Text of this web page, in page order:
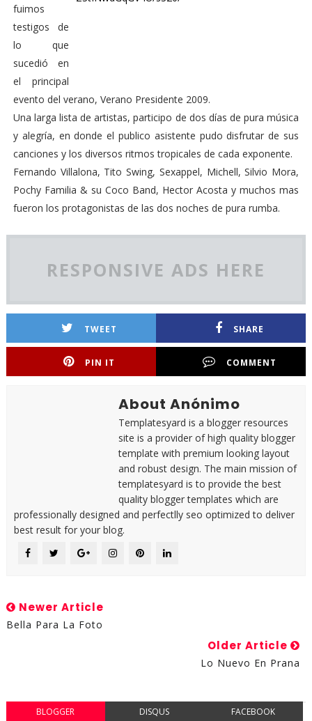
fuimos
testigos de
lo que
sucedió en
el principal
evento del verano, Verano Presidente 2009.
Una larga lista de artistas, participo de dos días de pura música
y alegría, en donde el publico asistente pudo disfrutar de sus
canciones y los diversos ritmos tropicales de cada exponente.
Fernando Villalona, Tito Swing, Sexappel, Michell, Silvio Mora,
Pochy Familia & su Coco Band, Hector Acosta y muchos mas
fueron los protagonistas de las dos noches de pura rumba.
RESPONSIVE ADS HERE
TWEET SHARE
PIN IT COMMENT
About Anónimo
Templatesyard is a blogger resources
site is a provider of high quality blogger
template with premium looking layout
and robust design. The main mission of
templatesyard is to provide the best
quality blogger templates which are
professionally designed and perfectlly seo optimized to deliver
best result for your blog.
Newer Article
Bella Para La Foto
Older Article
Lo Nuevo En Prana
BLOGGER DISQUS FACEBOOK